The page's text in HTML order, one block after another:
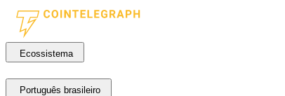
Ecossistema
Português brasileiro